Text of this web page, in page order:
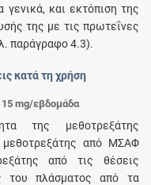
και εκτόπιση της
της με τις πρωτεΐνες
παράγραφο 4.3).
κατά τη χρήση
mg/εβδομάδα
της μεθοτρεξάτης
μεθοτρεξάτης από ΜΣΑΦ
από τις θέσεις
του πλάσματος από τα